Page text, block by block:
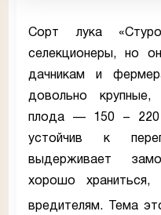
Сорт лука
селекционеры, но
дачникам и
довольно
плода — 150 –
устойчив к
выдерживает
хорошо
вредителям. Тема